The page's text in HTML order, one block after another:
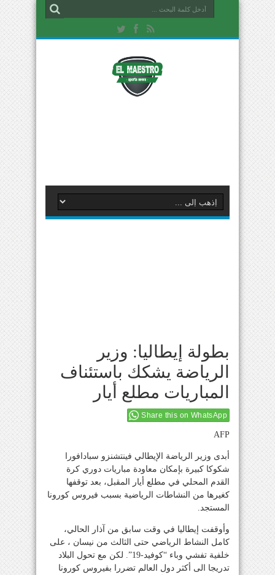
بطولة إيطاليا: وزير
الرياضة يشكك باستئناف
المباريات مطلع أيار
Share this on WhatsApp
AFP
أبدى وزير الرياضة الإيطالي فينتشنزو سبادافورا
شكوكا كبيرة بإمكان معاودة مباريات دوري كرة
القدم المحلي في مطلع أيار المقبل، بعد توقفها
كغيرها من النشاطات الرياضية بسبب فيروس كورونا
المستجد.
وأوقفت إيطاليا في وقت سابق من آذار الحالي،
كامل النشاط الرياضي حتى الثالث من نيسان ، على
خلفية تفشي وباء “كوفيد-19”. لكن مع تحول البلاد
تدريجا الى أكثر دول العالم تضررا بفيروس كورونا